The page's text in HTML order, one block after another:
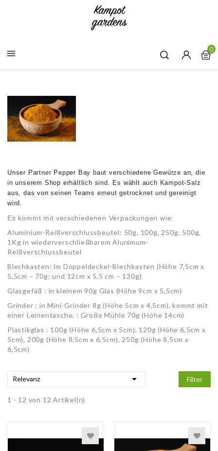
 0
Unser Partner Pepper Bay baut verschiedene Gewürze an, die
in unserem Shop erhältlich sind. Es wählt auch Kampot-Salz
aus, das von seinen Teams erneut getrocknet und gereinigt
wird.
Es kommt mit verschiedenen Verpackungen wie:
Aluminium-Reißverschlussbeutel: 50g, 100g, 250g, 500g,
1Kg in wiederverschließbarem Alunimum-
Reißverschlussbeutel
Blechkasten: im Doppeldeckel-Blechkasten (Höhe 7,5cm x
5,5cm – 70g; und 12cm x 5,5 cm – 130g)
Glasgefäß : in kleinem 90g Glas (Höhe 9cm x 5,5cm)
Grinder : in Mini-Grinder 8g (Höhe 5cm x 4,5cm), kommt mit
einer Leinentasche. ; Große Mühle 70g (Höhe 14cm)
Plastikglas : 100g (Höhe 6,5cm x 5cm), 120g (Höhe 6,5cm x
5cm), 200g (Höhe 8,5cm x 6,5cm), 250g (Höhe 8,5cm x
6,5cm)
Relevanz  Filter
1 - 12 von 12 Artikel(n)